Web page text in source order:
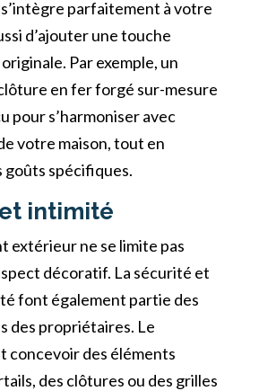
parfaitement à votre
d’ajouter une touche
Par exemple, un
en fer forgé sur-mesure
pour s’harmoniser avec
votre maison, tout en
spécifiques.
intimité
extérieur ne se limite pas
décoratif. La sécurité et
font également partie des
des propriétaires. Le
concevoir des éléments
des clôtures ou des grilles